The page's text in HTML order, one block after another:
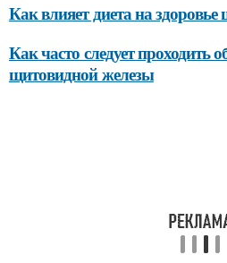
Как влияет диета на
Как часто следует проходить
щитовидной железы